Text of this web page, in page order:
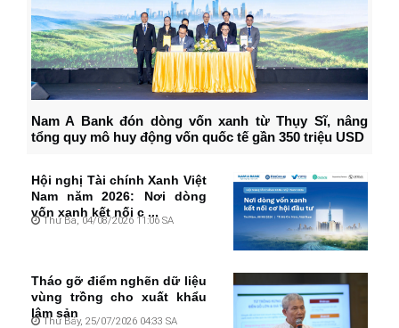
Nam A Bank đón dòng vốn xanh từ Thụy Sĩ, nâng
tổng quy mô huy động vốn quốc tế gần 350 triệu USD
Hội nghị Tài chính Xanh Việt
Nam năm 2026: Nơi dòng
vốn xanh kết nối c ...
Thứ Ba, 04/08/2026 11:06 SA
Tháo gỡ điểm nghẽn dữ liệu
vùng trồng cho xuất khẩu
lâm sản
Thứ Bảy, 25/07/2026 04:33 SA